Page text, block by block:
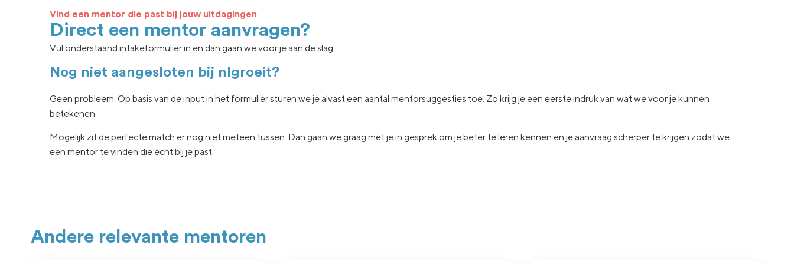
Vind een mentor die past bij jouw uitdagingen
Direct een mentor aanvragen?
Vul onderstaand intakeformulier in en dan gaan we voor je aan de slag.
Nog niet aangesloten bij nlgroeit?
Geen probleem. Op basis van de input in het formulier sturen we je alvast een aantal mentorsuggesties toe. Zo krijg je een eerste indruk van watwe voor je kunnen
betekenen.
Mogelijk zit deperfecte match er nog niet meteen tussen. Dan gaan we graag met je in gesprek om je beter te leren kennen en je aanvraag scherper te krijgen zodat we
een mentor te vinden die echt bij je past.
Andere relevante mentoren